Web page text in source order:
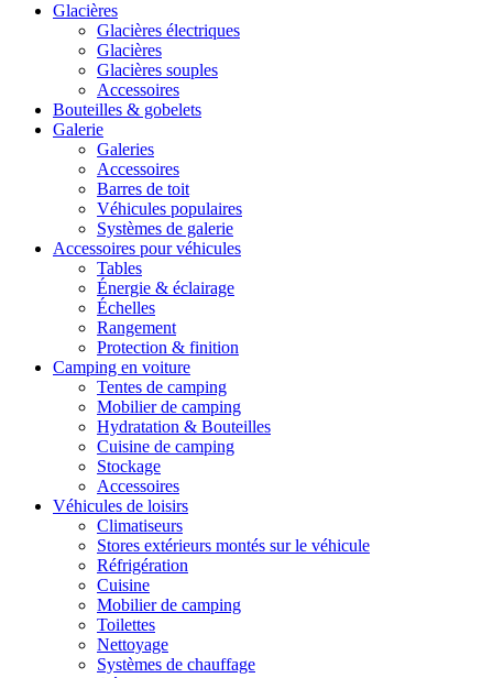
Glacières
Glacières électriques
Glacières
Glacières souples
Accessoires
Bouteilles & gobelets
Galerie
Galeries
Accessoires
Barres de toit
Véhicules populaires
Systèmes de galerie
Accessoires pour véhicules
Tables
Énergie & éclairage
Échelles
Rangement
Protection & finition
Camping en voiture
Tentes de camping
Mobilier de camping
Hydratation & Bouteilles
Cuisine de camping
Stockage
Accessoires
Véhicules de loisirs
Climatiseurs
Stores extérieurs montés sur le véhicule
Réfrigération
Cuisine
Mobilier de camping
Toilettes
Nettoyage
Systèmes de chauffage